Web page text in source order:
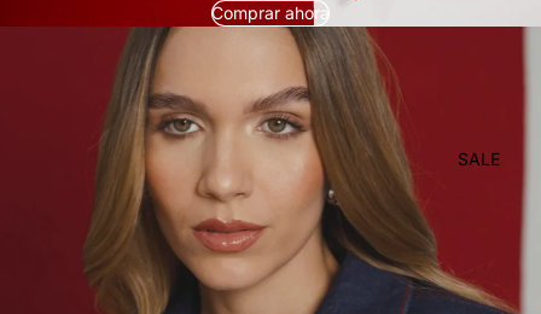
SALE
Comprar ahora